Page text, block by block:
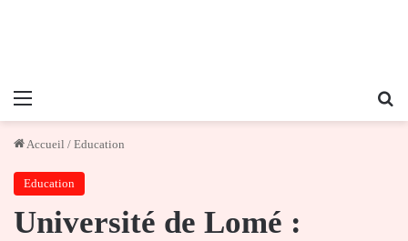
Menu
Accueil / Education
Education
Université de Lomé :